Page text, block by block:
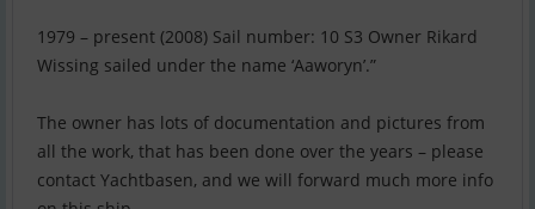
1979 – present (2008) Sail number: 10 S3 Owner Rikard
Wissing sailed under the name ‘Aaworyn’.”
The owner has lots of documentation and pictures from
all the work, that has been done over the years – please
contact Yachtbasen, and we will forward much more info